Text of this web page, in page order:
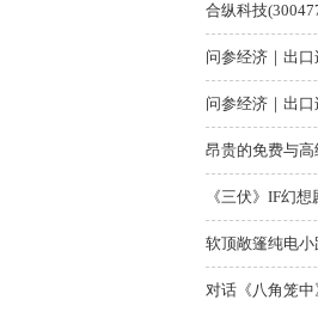
合纵科技
问参经济｜出
问参经济｜出
昂贵的免费与高
《三伏》IF幻
软顶敞篷纯电小
对话《八角笼